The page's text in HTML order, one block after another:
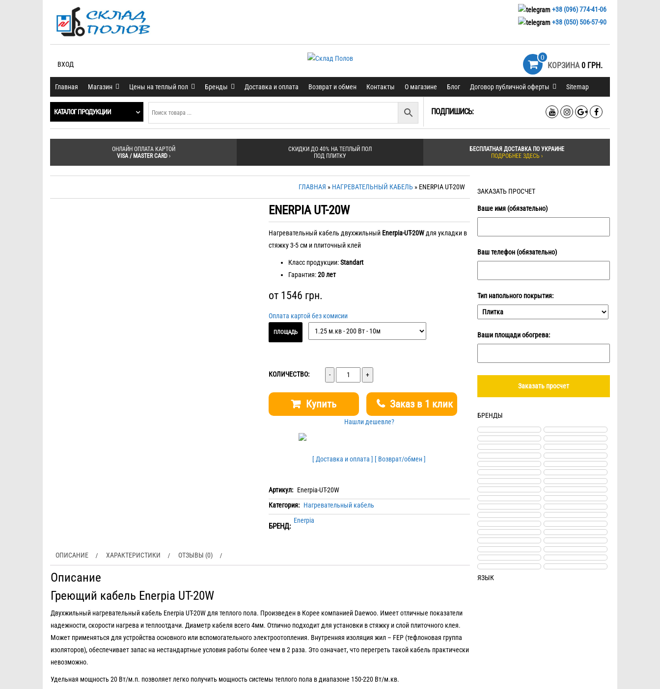
+38 (096) 774-41-06
+38 (050) 506-57-90
ВХОД
0
КОРЗИНА 0 ГРН.
Главная Магазин Цены на теплый пол Бренды Доставка и оплата Возврат и обмен Контакты О магазине Блог Договор публичной оферты Sitemap
КАТАЛОГ ПРОДУКЦИИ ПОДПИШИСЬ:
ОНЛАЙН ОПЛАТА КАРТОЙ
VISA / MASTER CARD›
СКИДКИ ДО 40% НА ТЕПЛЫЙ ПОЛ
ПОД ПЛИТКУ
БЕСПЛАТНАЯ ДОСТАВКА ПО УКРАИНЕ
ПОДРОБНЕЕ ЗДЕСЬ ›
ГЛАВНАЯ » НАГРЕВАТЕЛЬНЫЙ КАБЕЛЬ » ENERPIA UT-20W
ENERPIA UT-20W
Нагревательный кабель двухжильный Enerpia-UT-20Wдля укладки в
стяжку 3-5 см и плиточный клей
Класс продукции:Standart
Гарантия:20 лет
от 1546 грн.
Оплата картой без комисии
ПЛОЩАДЬ
КОЛИЧЕСТВО: Количество
Купить Заказ в 1 клик
Нашли дешевле?
[ Доставка и оплата ] [ Возврат/обмен ]
Артикул: Enerpia-UT-20W
Категория: Нагревательный кабель
БРЕНД:
Enerpia
ОПИСАНИЕ ХАРАКТЕРИСТИКИ ОТЗЫВЫ (0)
Описание
Греющий кабель Enerpia UT-20W
Двухжильный нагревательный кабель Enerpia UT-20W для теплого пола. Произведен в Корее компанией Daewoo. Имеет отличные показатели
надежности, скорости нагрева и теплоотдачи. Диаметр кабеля всего 4мм. Отлично подходит для установки в стяжку и слой плиточного клея.
Может применяться для устройства основного или вспомогательного электроотопления. Внутренняя изоляция жил – FEP (тефлоновая группа
изоляторов), обеспечивает запас на нестандартные условия работы более чем в 2 раза. Это означает, что перегреть такой кабель практически
невозможно.
Удельная мощность 20 Вт/м.п. позволяет легко получить мощность системы теплого пола в диапазоне 150-220 Вт/м.кв.
ЗАКАЗАТЬ ПРОСЧЕТ
Ваше имя (обязательно)
Ваш телефон (обязательно)
Тип напольного покрытия:
Ваши площади обогрева:
БРЕНДЫ
ЯЗЫК